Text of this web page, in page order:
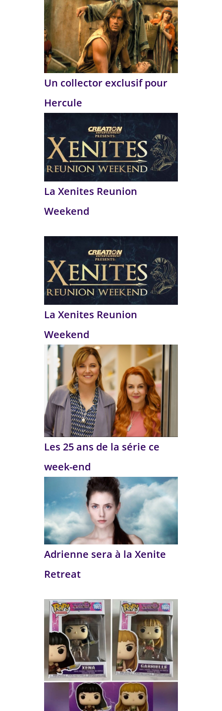
Un collector exclusif pour
Hercule
La Xenites Reunion
Weekend
La Xenites Reunion
Weekend
Les 25 ans de la série ce
week-end
Adrienne sera à la Xenite
Retreat